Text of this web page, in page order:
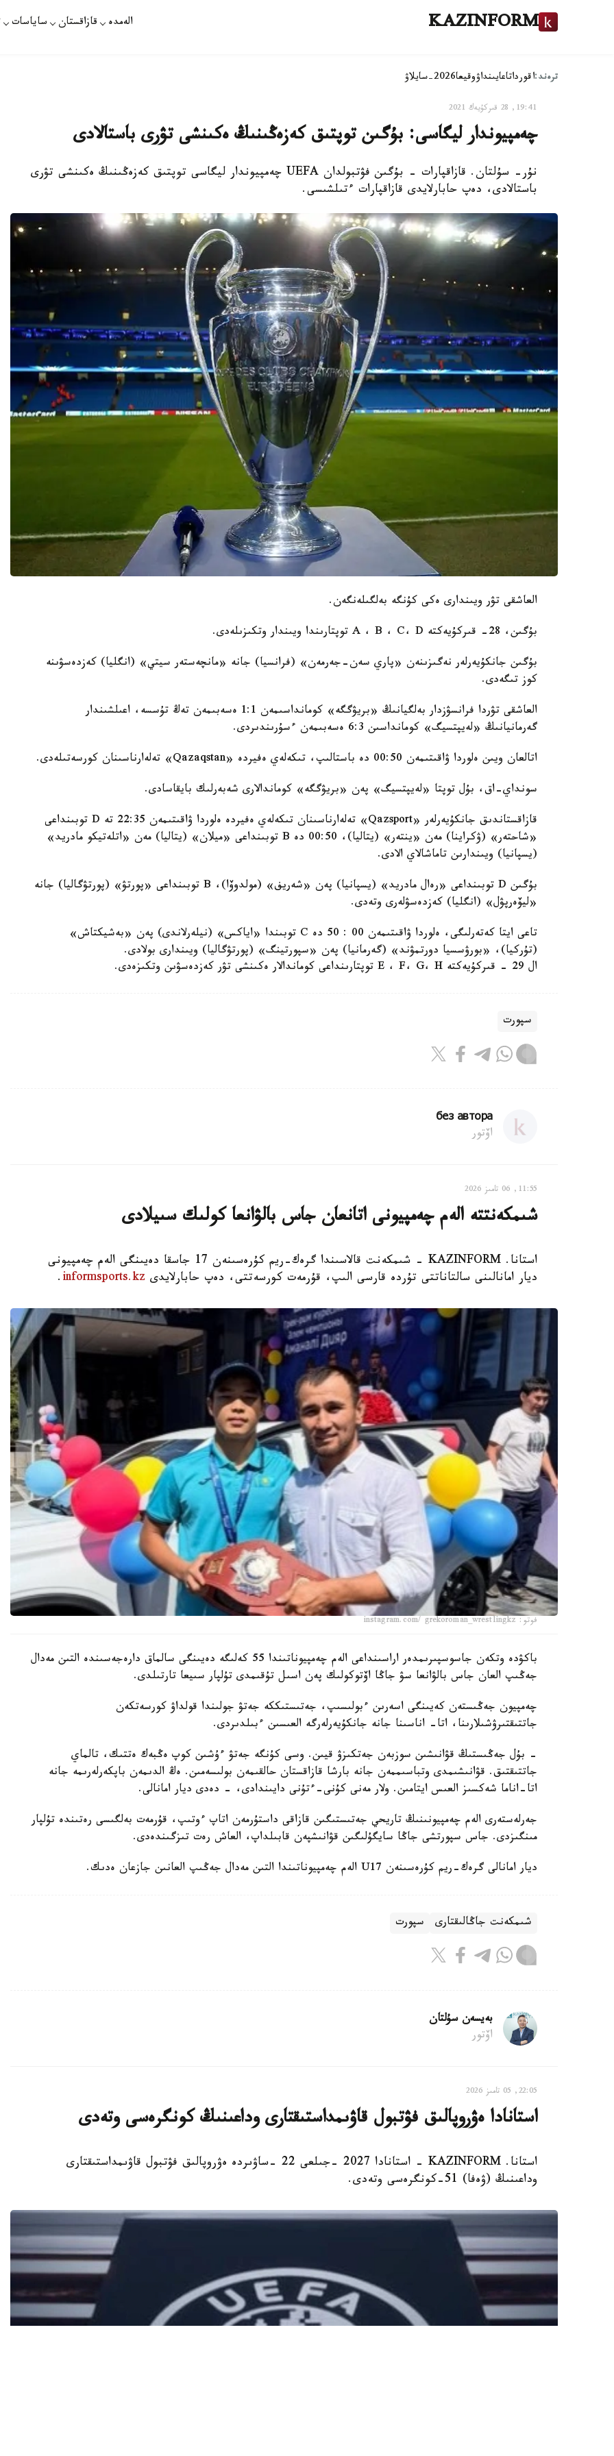
KAZINFORM الەمدە قازاقستان ساياسات
ترەند:اقورداتاعايىنداۋوقيعا2026-سايلاۋ
19:41, 28 قىركۇيەك 2021
چەمپيوندار ليگاسى: بۇگىن توپتىق كەزەڭىنىڭ ەكىنشى تۋرى باستالادى
نۇر- سۇلتان. قازاقپارات - بۇگىن فۋتبولدان UEFA چەمپيوندار ليگاسى توپتىق كەزەڭىنىڭ ەكىنشى تۋرى
باستالادى، دەپ حابارلايدى قازاقپارات ءتىلشىسى.
العاشقى تۋر ويىندارى ەكى كۇنگە بەلگىلەنگەن.
بۇگىن، 28- قىركۇيەكتە A ، B ، C، D توپتارىندا ويىندار وتكىزىلەدى.
بۇگىن جانكۇيەرلەر نەگىزىنەن «پاري سەن-جەرمەن» (فرانسيا) جانە «مانچەستەر سيتي» (انگليا) كەزدەسۋىنە
كوز تىگەدى.
العاشقى تۋردا فرانسۋزدار بەلگيانىڭ «بريۋگگە» كومانداسىمەن 1:1 ەسەبىمەن تەڭ تۇسسە، اعىلشىندار
گەرمانيانىڭ «لەيپتسيگ» كومانداسىن 6:3 ەسەبىمەن ءسۇرىندىردى.
اتالعان ويىن ەلوردا ۋاقىتىمەن 00:50 دە باستالىپ، تىكەلەي ەفيردە «Qazaqstan» تەلەارناسىنان كورسەتىلەدى.
سونداي-اق، بۇل توپتا «لەيپتسيگ» پەن «بريۋگگە» كوماندالارى شەبەرلىك بايقاسادى.
قازاقستاندىق جانكۇيەرلەر «Qazsport» تەلەارناسىنان تىكەلەي ەفيردە ەلوردا ۋاقىتىمەن 22:35 تە D توبىنداعى
«شاحتەر» (ۋكراينا) مەن «ينتەر» (يتاليا)، 00:50 دە B توبىنداعى «ميلان» (يتاليا) مەن «اتلەتيكو مادريد»
(يسپانيا) ويىندارىن تاماشالاي الادى.
بۇگىن D توبىنداعى «رەال مادريد» (يسپانيا) پەن «شەريف» (مولدوۆا)، B توبىنداعى «پورتۋ» (پورتۋگاليا) جانە
«ليۆەرپۋل» (انگليا) كەزدەسۋلەرى وتەدى.
تاعى ايتا كەتەرلىگى، ەلوردا ۋاقىتىمەن 00 : 50 دە C توبىندا «اياكس» (نيلەرلاندى) پەن «بەشيكتاش»
(تۇركيا)، «بورۋسسيا دورتمۋند» (گەرمانيا) پەن «سپورتينگ» (پورتۋگاليا) ويىندارى بولادى.
ال 29 - قىركۇيەكتە E ، F، G، H توپتارىنداعى كوماندالار ەكىنشى تۋر كەزدەسۋىن وتكىزەدى.
سپورت
без автора
اۆتور
11:55, 06 تامىز 2026
شىمكەنتتە الەم چەمپيونى اتانعان جاس بالۋانعا كولىك سىيلادى
استانا. KAZINFORM - شىمكەنت قالاسىندا گرەك-ريم كۇرەسىنەن 17 جاسقا دەيىنگى الەم چەمپيونى
ديار امانالىنى سالتاناتتى تۇردە قارسى الىپ، قۇرمەت كورسەتتى، دەپ حابارلايدى informsports.kz
.
فوتو: instagram.com/ grekoroman_wrestlingkz
باكۋدە وتكەن جاسوسپىرىمدەر اراسىنداعى الەم چەمپيوناتىندا 55 كەلىگە دەيىنگى سالماق دارەجەسىندە التىن مەدال
جەڭىپ العان جاس بالۋانعا سۋ جاڭا اۆتوكولىك پەن اسىل تۇقىمدى تۇلپار سىيعا تارتىلدى.
چەمپيون جەڭىستەن كەيىنگى اسەرىن ءبولىسىپ، جەتىستىككە جەتۋ جولىندا قولداۋ كورسەتكەن
جاتتىقتىرۋشىلارىنا، اتا- اناسىنا جانە جانكۇيەرلەرگە العىسىن ءبىلدىردى.
- بۇل جەڭىستىڭ قۋانىشىن سوزبەن جەتكىزۋ قيىن. وسى كۇنگە جەتۋ ءۇشىن كوپ ەڭبەك ەتتىك، تالماي
جاتتىقتىق. قۋانىشىمدى وتباسىممەن جانە بارشا قازاقستان حالقىمەن بولىسەمىن. ەڭ الدىمەن باپكەرلەرىمە جانە
اتا-اناما شەكسىز العىس ايتامىن. ولار مەنى كۇنى-ءتۇنى دايىندادى، - دەدى ديار امانالى.
جەرلەستەرى الەم چەمپيونىنىڭ تاريحي جەتىستىگىن قازاقى داستۇرمەن اتاپ ءوتىپ، قۇرمەت بەلگىسى رەتىندە تۇلپار
مىنگىزدى. جاس سپورتشى جاڭا سايگۇلىگىن قۋانىشپەن قابىلداپ، العاش رەت تىزگىندەدى.
ديار امانالى گرەك-ريم كۇرەسىنەن U17 الەم چەمپيوناتىندا التىن مەدال جەڭىپ العانىن جازعان ەدىك.
شىمكەنت جاڭالىقتارى سپورت
بەيسەن سۇلتان
اۆتور
22:05, 05 تامىز 2026
استانادا ەۋروپالىق فۋتبول قاۋىمداستىقتارى وداعىنىڭ كونگرەسى وتەدى
استانا. KAZINFORM - استانادا 2027 -جىلعى 22 -ساۋىردە ەۋروپالىق فۋتبول قاۋىمداستىقتارى
وداعىنىڭ (ۋەفا) 51-كونگرەسى وتەدى.